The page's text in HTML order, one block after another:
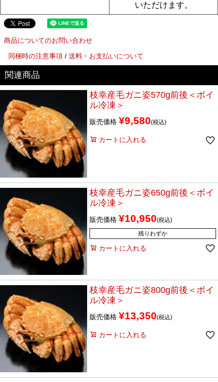
いただけます。
商品についてのお問い合わせ
同梱時の注意事項/ 送料・お支払いについて
枝幸産毛ガニ姿570g前後＜ボイ
ル冷凍＞
販売価格 ¥9,580 税込
カートに入れる
枝幸産毛ガニ姿650g前後＜ボイ
ル冷凍＞
販売価格 ¥10,950 税込
残りわずか
カートに入れる
枝幸産毛ガニ姿800g前後＜ボイ
ル冷凍＞
販売価格 ¥13,350 税込
カートに入れる